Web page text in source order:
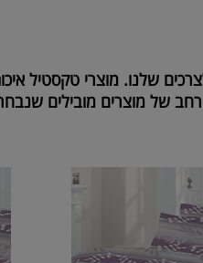
שלנו. מוצרי טקסטיל
של מוצרים מובילים